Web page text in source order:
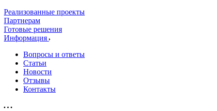
Реализованные проекты
Партнерам
Готовые решения
Информация
Вопросы и ответы
Статьи
Новости
Отзывы
Контакты